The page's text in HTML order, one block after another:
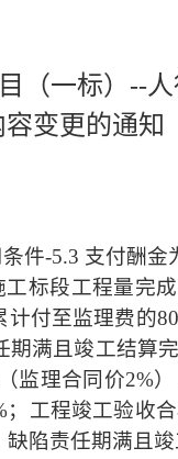
（一标）--
容变更的通知
件-5.3 支付酬金
工标段工程量完成
计付至监理费的
期满且竣工结算
监理合同价2%
工程竣工验收
陷责任期满且竣